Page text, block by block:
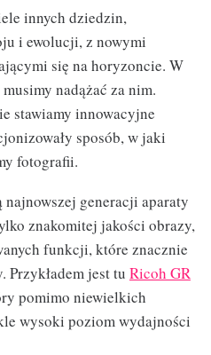
innych dziedzin,
i ewolucji, z nowymi
się na horyzoncie. W
nadążać za nim.
stawiamy innowacyjne
sposób, w jaki
fotografii.
generacji aparaty
znakomitej jakości obrazy,
funkcji, które znacznie
Przykładem jest tu Ricoh GR
pomimo niewielkich
wysoki poziom wydajności